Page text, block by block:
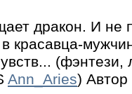
дракон. И не
красавца-
Ann_Aries)